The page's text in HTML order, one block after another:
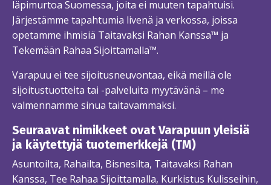
läpimurtoa Suomessa, joita ei muuten tapahtuisi.
Järjestämme tapahtumia livenä ja verkossa, joissa
opetamme ihmisiä Taitavaksi Rahan Kanssa™ ja
Tekemään Rahaa Sijoittamalla™.
Varapuu ei tee sijoitusneuvontaa, eikä meillä ole
sijoitustuotteita tai -palveluita myytävänä – me
valmennamme sinua taitavammaksi.
Seuraavat nimikkeet ovat Varapuun yleisiä
ja käytettyjä tuotemerkkejä (TM)
Asuntoilta, Rahailta, Bisnesilta, Taitavaksi Rahan
Kanssa, Tee Rahaa Sijoittamalla, Kurkistus Kulisseihin,